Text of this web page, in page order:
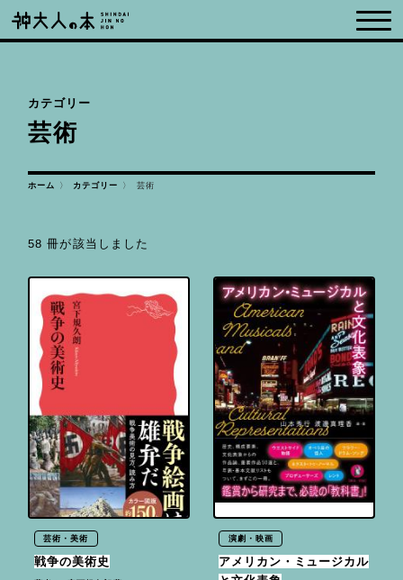
カテゴリー
芸術
ホーム カテゴリー 芸術
58 冊が該当しました
芸術・美術
戦争の美術史
演劇・映画
アメリカン・ミュージカル